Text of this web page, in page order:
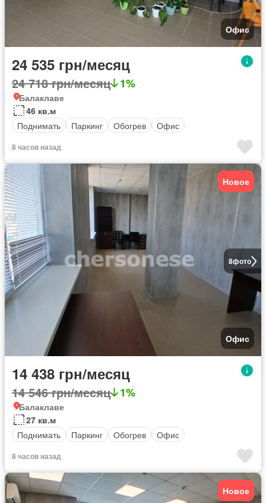
Офис
24 535 грн/месяц
24 718 грн/месяц 1%
Балаклаве
46 кв.м
Поднимать
Паркинг Обогрев Офис
8 часов назад
8фото
Новое
Офис
14 438 грн/месяц
14 546 грн/месяц 1%
Балаклаве
27 кв.м
Поднимать
Паркинг Обогрев Офис
8 часов назад
Новое